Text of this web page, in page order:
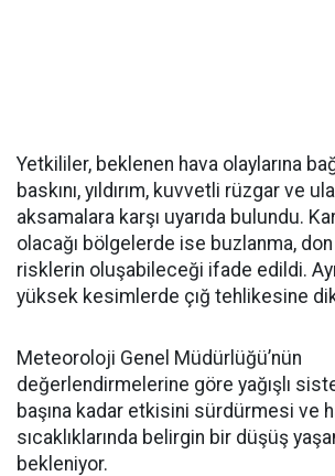
Yetkililer, beklenen hava olaylarına
baskını, yıldırım, kuvvetli rüzgar ve
aksamalara karşı uyarıda bulundu. Kar
olacağı bölgelerde ise buzlanma,
risklerin oluşabileceği ifade edildi.
yüksek kesimlerde çığ tehlikesine
Meteoroloji Genel Müdürlüğü’nün
değerlendirmelerine göre yağışlı
başına kadar etkisini sürdürmesi ve
sıcaklıklarında belirgin bir düşüş
bekleniyor.